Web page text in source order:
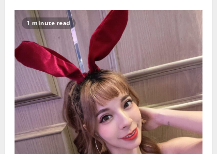
服
用
的
几
点
建
议
1 minute read